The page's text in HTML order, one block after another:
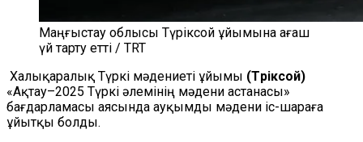
Маңғыстау облысы Түріксой ұйымына ағаш
үй тарту етті / TRT
Халықаралық Түркі мәдениеті ұйымы (Түріксой)
«Ақтау–2025 Түркі әлемінің мәдени астанасы»
бағдарламасы аясында ауқымды мәдени іс-шараға
ұйытқы болды.